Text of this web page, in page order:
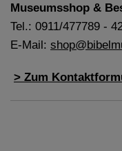
Museumsshop &
Tel.: 0911/477789 -
E-Mail:
> Zum